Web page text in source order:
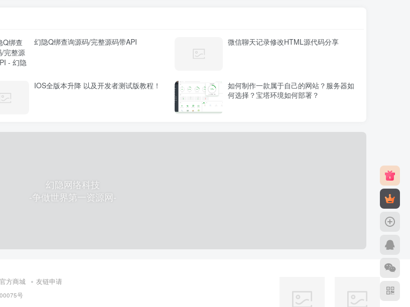
幻隐Q绑查询源码/完整源码带API 微信聊天记录修改HTML源代码分享
IOS全版本升降 以及开发者测试版教程！
如何制作一款属于自己的网站？服务器如
何选择？宝塔环境如何部署？
幻隐网络科技
-争做世界第一资源网-
官方商城 友链申请
号